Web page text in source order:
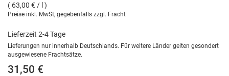
( 63,00 € / l )
Preise inkl. MwSt, gegebenfalls zzgl. Fracht
Lieferzeit 2-4 Tage
Lieferungen nur innerhalb Deutschlands. Für weitere Länder gelten gesondert
ausgewiesene Frachtsätze.
31,50 €